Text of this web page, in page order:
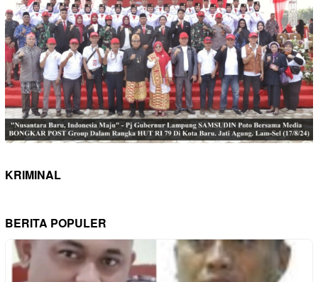
KRIMINAL
BERITA POPULER